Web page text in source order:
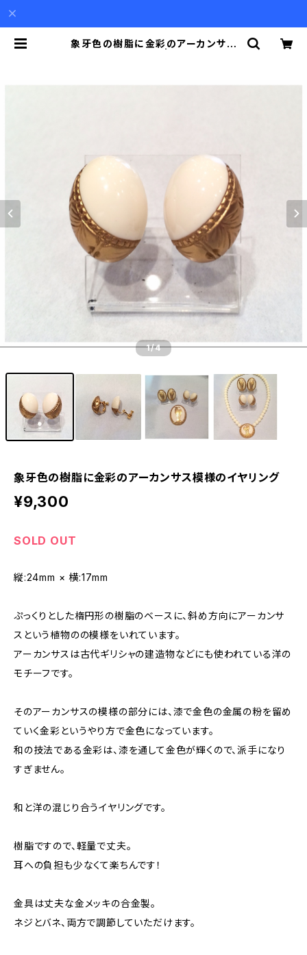
象牙色の樹脂に金彩のアーカンサス
1/4
象牙色の樹脂に金彩のアーカンサス模様のイヤリング
¥9,300
SOLD OUT
縦:24mm × 横:17mm
ぷっくりとした楕円形の樹脂のベースに、斜め方向にアーカンサ
スという植物のの模様をいれています。
アーカンサスは古代ギリシャの建造物などにも使われている洋の
モチーフです。
そのアーカンサスの模様の部分には、漆で金色の金属の粉を留め
ていく金彩というやり方で金色になっています。
和の技法である金彩は、漆を通して金色が輝くので、派手になり
すぎません。
和と洋の混じり合うイヤリングです。
樹脂ですので、軽量で丈夫。
耳への負担も少なくて楽ちんです！
金具は丈夫な金メッキの合金製。
ネジとバネ、両方で調節していただけます。